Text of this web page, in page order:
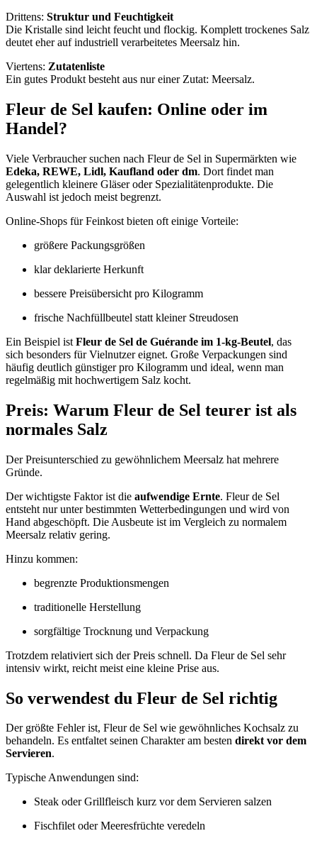
Drittens: Struktur und Feuchtigkeit
Die Kristalle sind leicht feucht und flockig. Komplett trockenes Salz
deutet eher auf industriell verarbeitetes Meersalz hin.
Viertens: Zutatenliste
Ein gutes Produkt besteht aus nur einer Zutat: Meersalz.
Fleur de Sel kaufen: Online oder im
Handel?
Viele Verbraucher suchen nach Fleur de Sel in Supermärkten wie
Edeka, REWE, Lidl, Kaufland oder dm. Dort findet man
gelegentlich kleinere Gläser oder Spezialitätenprodukte. Die
Auswahl ist jedoch meist begrenzt.
Online-Shops für Feinkost bieten oft einige Vorteile:
größere Packungsgrößen
klar deklarierte Herkunft
bessere Preisübersicht pro Kilogramm
frische Nachfüllbeutel statt kleiner Streudosen
Ein Beispiel ist Fleur de Sel de Guérande im 1‑kg‑Beutel, das
sich besonders für Vielnutzer eignet. Große Verpackungen sind
häufig deutlich günstiger pro Kilogramm und ideal, wenn man
regelmäßig mit hochwertigem Salz kocht.
Preis: Warum Fleur de Sel teurer ist als
normales Salz
Der Preisunterschied zu gewöhnlichem Meersalz hat mehrere
Gründe.
Der wichtigste Faktor ist die aufwendige Ernte. Fleur de Sel
entsteht nur unter bestimmten Wetterbedingungen und wird von
Hand abgeschöpft. Die Ausbeute ist im Vergleich zu normalem
Meersalz relativ gering.
Hinzu kommen:
begrenzte Produktionsmengen
traditionelle Herstellung
sorgfältige Trocknung und Verpackung
Trotzdem relativiert sich der Preis schnell. Da Fleur de Sel sehr
intensiv wirkt, reicht meist eine kleine Prise aus.
So verwendest du Fleur de Sel richtig
Der größte Fehler ist, Fleur de Sel wie gewöhnliches Kochsalz zu
behandeln. Es entfaltet seinen Charakter am besten direkt vor dem
Servieren.
Typische Anwendungen sind:
Steak oder Grillfleisch kurz vor dem Servieren salzen
Fischfilet oder Meeresfrüchte veredeln